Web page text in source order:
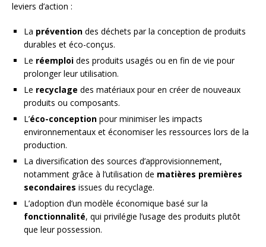
leviers d’action :
La prévention des déchets par la conception de produits
durables et éco-conçus.
Le réemploi des produits usagés ou en fin de vie pour
prolonger leur utilisation.
Le recyclage des matériaux pour en créer de nouveaux
produits ou composants.
L’éco-conception pour minimiser les impacts
environnementaux et économiser les ressources lors de la
production.
La diversification des sources d’approvisionnement,
notamment grâce à l’utilisation de matières premières
secondaires issues du recyclage.
L’adoption d’un modèle économique basé sur la
fonctionnalité, qui privilégie l’usage des produits plutôt
que leur possession.